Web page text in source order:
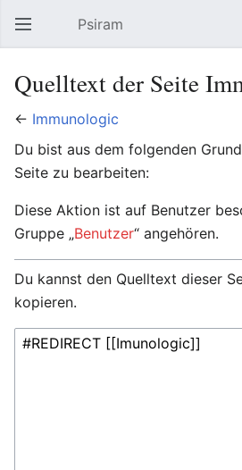
Hauptmenü öffnen Psiram
Quelltext der Seite
← Immunologic
Du bist aus dem folgenden
Seite zu bearbeiten:
Diese Aktion ist auf Benutzer
Gruppe „Benutzer“ angehören.
Du kannst den Quelltext dieser
kopieren.